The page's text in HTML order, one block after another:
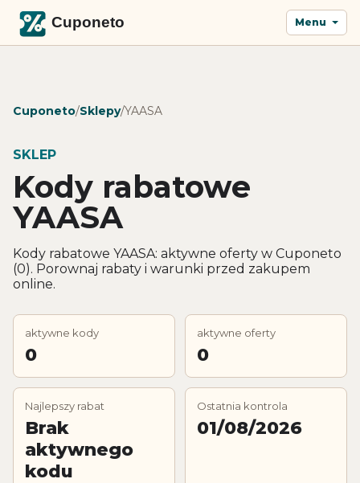
Menu
Cuponeto/Sklepy/YAASA
SKLEP
Kody rabatowe
YAASA
Kody rabatowe YAASA: aktywne oferty w Cuponeto
(0). Porownaj rabaty i warunki przed zakupem
online.
aktywne kody
0
aktywne oferty
0
Najlepszy rabat
Brak
aktywnego
kodu
Ostatnia kontrola
01/08/2026